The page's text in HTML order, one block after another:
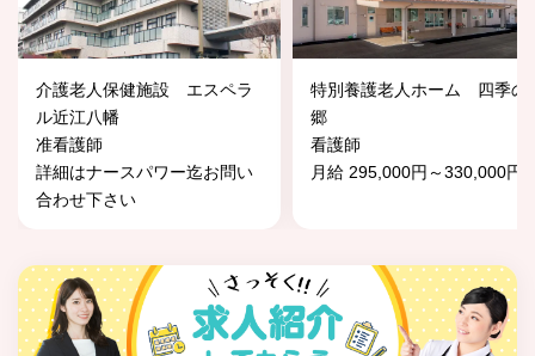
介護老人保健施設 エスペラ
ル近江八幡
准看護師
詳細はナースパワー迄お問い
合わせ下さい
特別養護老人ホーム 四季の
郷
看護師
月給 295,000円～330,000円